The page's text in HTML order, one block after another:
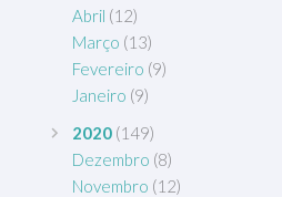
Abril (12)
Março (13)
Fevereiro (9)
Janeiro (9)
2020 (149)
Dezembro (8)
Novembro (12)